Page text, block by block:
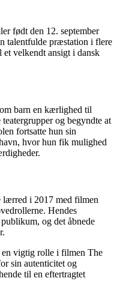
født den 12. september
talentfulde præstation i flere
velkendt ansigt i dansk
barn en kærlighed til
og begyndte at
fortsatte hun sin
hvor hun fik mulighed
lærred i 2017 med filmen
Hendes
og det åbnede
vigtig rolle i filmen The
sin autenticitet og
til en eftertragtet